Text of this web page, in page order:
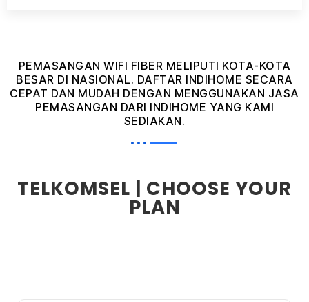
PEMASANGAN WIFI FIBER MELIPUTI KOTA-KOTA
BESAR DI NASIONAL. DAFTAR INDIHOME SECARA
CEPAT DAN MUDAH DENGAN MENGGUNAKAN JASA
PEMASANGAN DARI INDIHOME YANG KAMI
SEDIAKAN.
TELKOMSEL | CHOOSE YOUR
PLAN